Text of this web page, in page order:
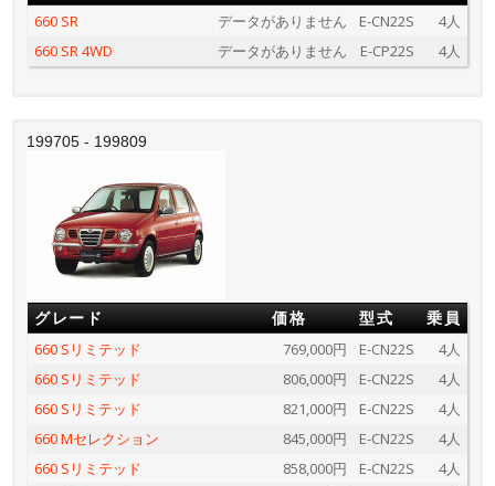
660 SR データがありません E-CN22S
4人
660 SR 4WD
データがありません E-CP22S 4人
199705 - 199809
グレード 価格 型式 乗員
660 Sリミテッド 769,000円 E-CN22S
4人
660 Sリミテッド
806,000円 E-CN22S
4人
660 Sリミテッド
821,000円 E-CN22S
4人
660 Mセレクション
845,000円 E-CN22S
4人
660 Sリミテッド
858,000円 E-CN22S
4人